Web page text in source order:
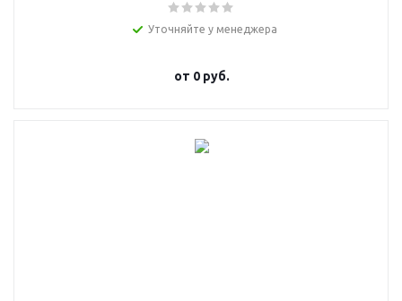
Уточняйте у менеджера
от 0 руб.